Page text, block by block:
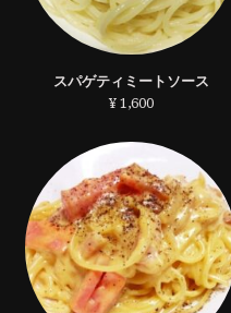
スパゲティミートソース
¥ 1,600